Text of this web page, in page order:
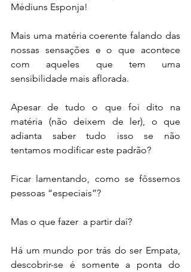
Médiuns Esponja!
Mais uma matéria coerente falando das
nossas sensações e o que acontece
com aqueles que tem uma
sensibilidade mais aflorada.
Apesar de tudo o que foi dito na
matéria (não deixem de ler), o que
adianta saber tudo isso se não
tentamos modificar este padrão?
Ficar lamentando, como se fôssemos
pessoas “especiais”?
Mas o que fazer  a partir daí?
Há um mundo por trás do ser Empata,
descobrir-se é somente a ponta do